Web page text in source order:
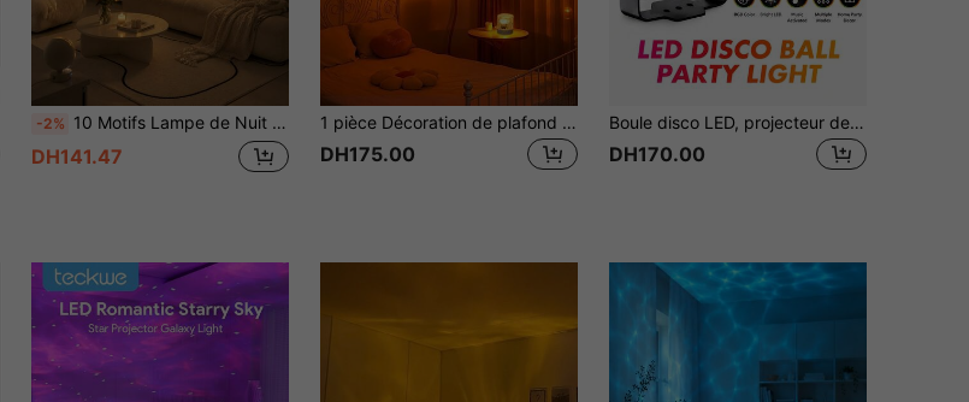
-2% 10 Motifs Lampe de Nuit à Projection Galaxie, Lampe de Projection Ciel Étoilé Planétaire Alimentée par USB avec Effet LED Respirant, Projecteur d'Espace Flexible pour Chambre, Salle de Jeux, Fête, Décoration du Plafond et des Murs
DH141.47
1 pièce Décoration de plafond de chambre RGB Lumière de nuit multifonctionnelle Lampe de projection d'ondes d'eau Lumière d'ambiance rotative d'ondes océaniques avec télécommande, Utilisez la projection LED colorée pour créer une atmosphère onirique, Convient pour le salon et la chambre à coucher
DH175.00
Boule disco LED, projecteur de boule de cristal magique, lumière de scène alimentée par USB, activée par le son + changement de couleur RVB, lampe d'ambiance pour fête intérieure, décoration de salle de karaoké à la maison, décoration de Noël Halloween, petite lumière clignotante pour fête, cadeau créatif pour amis et famille
DH170.00